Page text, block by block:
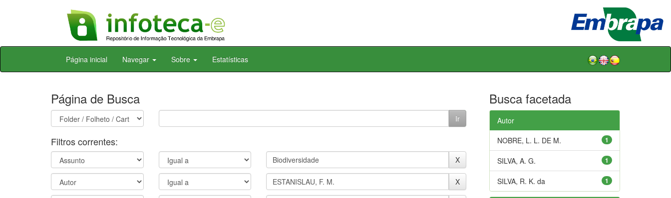
Skip
Página inicial Navegar Sobre Estatísticas
Página de Busca
Filtros correntes:
Busca facetada
Autor
1
NOBRE, L. L. DE M.
1
SILVA, A. G.
1
SILVA, R. K. da